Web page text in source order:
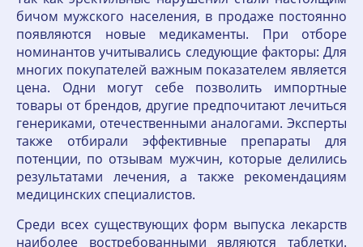
бичом мужского населения, в продаже постоянно
появляются новые медикаменты. При отборе
номинантов учитывались следующие факторы: Для
многих покупателей важным показателем является
цена. Одни могут себе позволить импортные
товары от брендов, другие предпочитают лечиться
генериками, отечественными аналогами. Эксперты
также отбирали эффективные препараты для
потенции, по отзывам мужчин, которые делились
результатами лечения, а также рекомендациям
медицинских специалистов.
Среди всех существующих форм выпуска лекарств
наиболее востребованными являются таблетки.